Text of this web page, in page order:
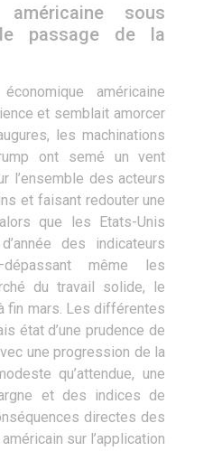
sous
passage de la
américaine
et semblait amorcer
les machinations
ont semé un vent
l’ensemble des acteurs
et faisant redouter une
que les Etats-Unis
des indicateurs
même les
du travail solide, le
fin mars. Les différentes
état d’une prudence de
une progression de la
qu’attendue, une
et des indices de
directes des
sur l’application